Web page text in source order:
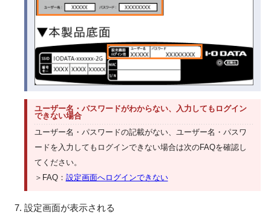
ユーザー名・パスワードがわからない、入力してもログイン
できない場合
ユーザー名・パスワードの記載がない、ユーザー名・パスワ
ードを入力してもログインできない場合は次のFAQを確認し
てください。
＞FAQ： 設定画面へログインできない
設定画面が表示される